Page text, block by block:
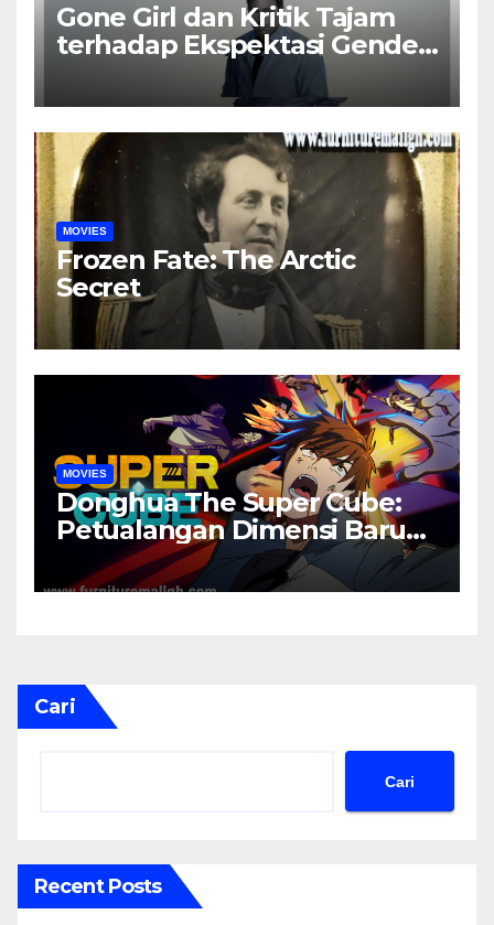
Gone Girl dan Kritik Tajam
terhadap Ekspektasi Gender
dalam Rumah Tangga
MOVIES
Frozen Fate: The Arctic
Secret
MOVIES
Donghua The Super Cube:
Petualangan Dimensi Baru
yang Penuh Misteri
Cari
Cari
Recent Posts